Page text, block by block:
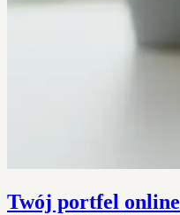
Twój portfel